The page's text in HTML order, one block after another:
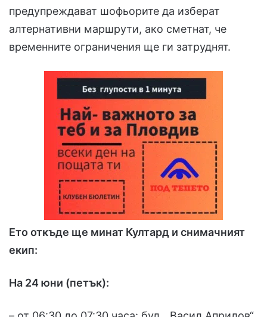
предупреждават шофьорите да изберат
алтернативни маршрути, ако сметнат, че
временните ограничения ще ги затруднят.
Ето откъде ще минат Култард и снимачният
екип:
На 24 юни (петък):